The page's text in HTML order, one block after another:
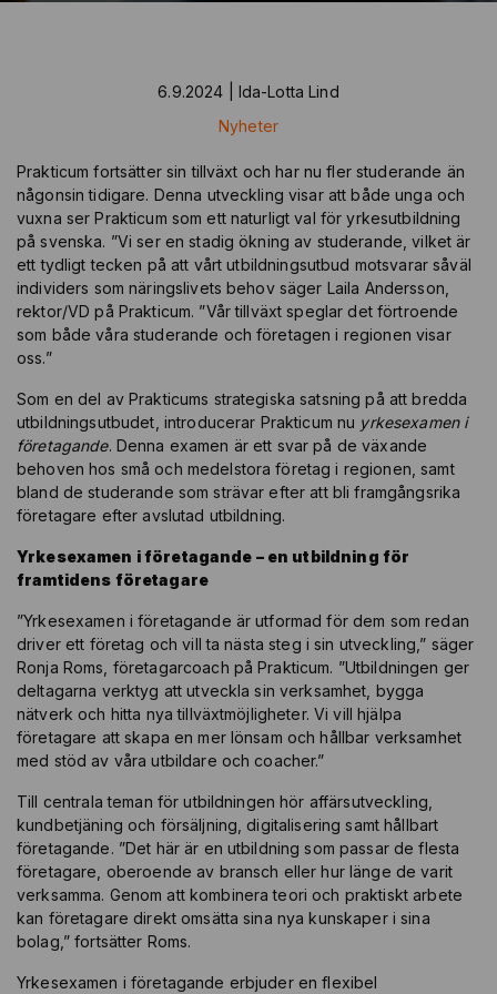
6.9.2024 | Ida-Lotta Lind
Nyheter
Prakticum fortsätter sin tillväxt och har nu fler studerande än
någonsin tidigare. Denna utveckling visar att både unga och
vuxna ser Prakticum som ett naturligt val för yrkesutbildning
på svenska. ”Vi ser en stadig ökning av studerande, vilket är
ett tydligt tecken på att vårt utbildningsutbud motsvarar såväl
individers som näringslivets behov säger Laila Andersson,
rektor/VD på Prakticum. ”Vår tillväxt speglar det förtroende
som både våra studerande och företagen i regionen visar
oss.”
Som en del av Prakticums strategiska satsning på att bredda
utbildningsutbudet, introducerar Prakticum nu yrkesexamen i
företagande. Denna examen är ett svar på de växande
behoven hos små och medelstora företag i regionen, samt
bland de studerande som strävar efter att bli framgångsrika
företagare efter avslutad utbildning.
Yrkesexamen i företagande – en utbildning för
framtidens företagare
”Yrkesexamen i företagande är utformad för dem som redan
driver ett företag och vill ta nästa steg i sin utveckling,” säger
Ronja Roms, företagarcoach på Prakticum. ”Utbildningen ger
deltagarna verktyg att utveckla sin verksamhet, bygga
nätverk och hitta nya tillväxtmöjligheter. Vi vill hjälpa
företagare att skapa en mer lönsam och hållbar verksamhet
med stöd av våra utbildare och coacher.”
Till centrala teman för utbildningen hör affärsutveckling,
kundbetjäning och försäljning, digitalisering samt hållbart
företagande. ”Det här är en utbildning som passar de flesta
företagare, oberoende av bransch eller hur länge de varit
verksamma. Genom att kombinera teori och praktiskt arbete
kan företagare direkt omsätta sina nya kunskaper i sina
bolag,” fortsätter Roms.
Yrkesexamen i företagande erbjuder en flexibel